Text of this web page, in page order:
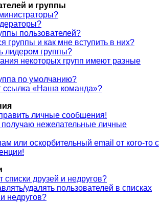
и группы
пользователей?
группы и как мне вступить в них?
лидером группы?
некоторых групп имеют разные
по умолчанию?
ссылка «Наша команда»?
личные сообщения!
получаю нежелательные личные
или оскорбительный email от кого-то с
списки друзей и недругов?
удалять пользователей в списках
недругов?